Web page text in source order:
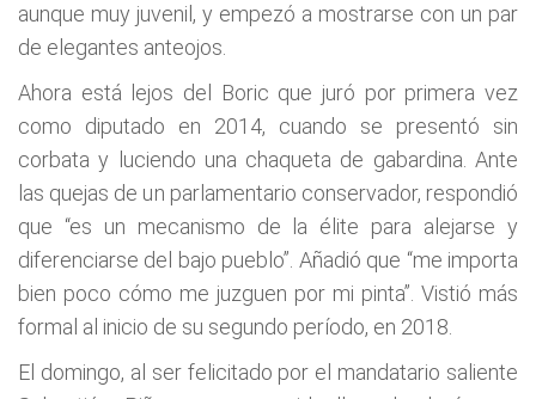
aunque muy juvenil, y empezó a mostrarse con un par
de elegantes anteojos.
Ahora está lejos del Boric que juró por primera vez
como diputado en 2014, cuando se presentó sin
corbata y luciendo una chaqueta de gabardina. Ante
las quejas de un parlamentario conservador, respondió
que “es un mecanismo de la élite para alejarse y
diferenciarse del bajo pueblo”. Añadió que “me importa
bien poco cómo me juzguen por mi pinta”. Vistió más
formal al inicio de su segundo período, en 2018.
El domingo, al ser felicitado por el mandatario saliente